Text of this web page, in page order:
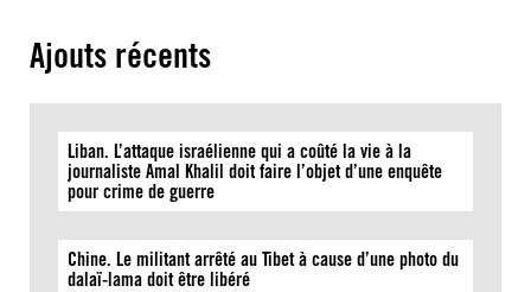
Ajouts récents
Liban. L’attaque israélienne qui a coûté la vie à la
journaliste Amal Khalil doit faire l’objet d’une enquête
pour crime de guerre
Chine. Le militant arrêté au Tibet à cause d’une photo du
dalaï-lama doit être libéré